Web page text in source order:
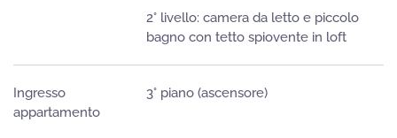
2° livello: camera da letto e piccolo
bagno con tetto spiovente in loft
Ingresso
appartamento
3° piano (ascensore)